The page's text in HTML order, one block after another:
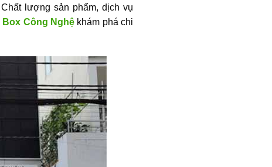
Chất lượng sản phẩm, dịch vụ
Box Công Nghệ khám phá chi